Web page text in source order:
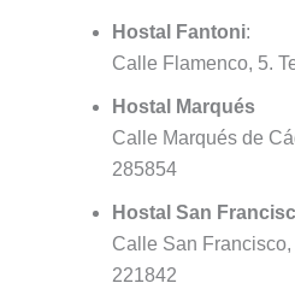
Hostal Fantoni:
Calle Flamenco, 5.
Hostal Marqués
Calle Marqués de
285854
Hostal San
Calle San
221842